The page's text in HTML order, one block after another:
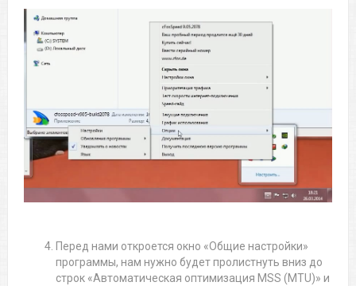
Перед нами откроется окно «Общие настройки»
программы, нам нужно будет пролистнуть вниз до
строк «Автоматическая оптимизация MSS (MTU)» и